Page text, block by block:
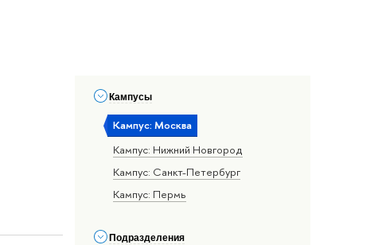
Кампусы
Кампус: Москва
Кампус: Нижний Новгород
Кампус: Санкт-Петербург
Кампус: Пермь
Подразделения